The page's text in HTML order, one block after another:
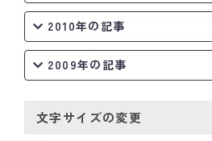
2010年の記事
2009年の記事
文字サイズの変更